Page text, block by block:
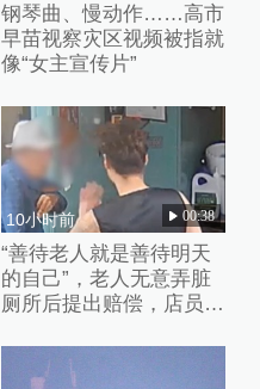
钢琴曲、慢动作……高市
早苗视察灾区视频被指就
像“女主宣传片”
10小时前 00:38
“善待老人就是善待明天
的自己”，老人无意弄脏
厕所后提出赔偿，店员婉